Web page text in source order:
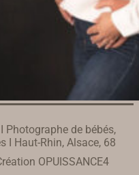
Photographe de bébés,
I Haut-Rhin, Alsace, 68
OPUISSANCE4